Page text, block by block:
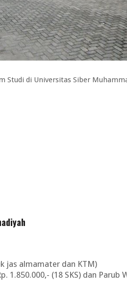
Studi di Universitas Siber
jas almamater dan KTM)
1.850.000,- (18 SKS) dan Parub